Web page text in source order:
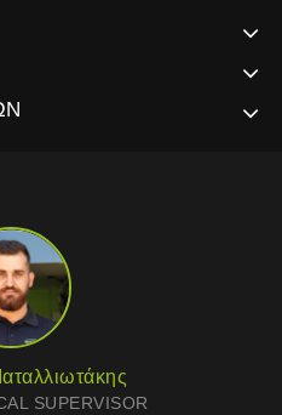
SUPERVISOR